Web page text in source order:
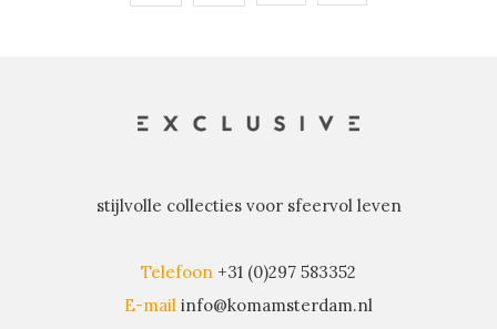
stijlvolle collecties voor sfeervol leven
Telefoon +31 (0)297 583352
E-mail info@komamsterdam.nl